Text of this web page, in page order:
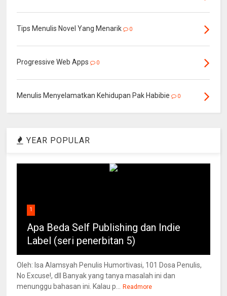
Tips Menulis Novel Yang Menarik 0
Progressive Web Apps 0
Menulis Menyelamatkan Kehidupan Pak Habibie 0
YEAR POPULAR
1
Apa Beda Self Publishing dan Indie
Label (seri penerbitan 5)
Oleh: Isa Alamsyah Penulis Humortivasi, 101 Dosa Penulis,
No Excuse!, dll Banyak yang tanya masalah ini dan
menunggu bahasan ini. Kalau p...
Readmore